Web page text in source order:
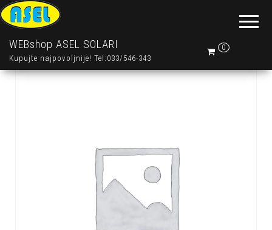
WEBshop ASEL SOLARI
Kupujte najpovoljnije! Tel:033/546-343
0